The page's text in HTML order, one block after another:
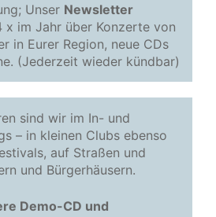
Unser Newsletter
im Jahr über Konzerte von
in Eurer Region, neue CDs
(Jederzeit wieder kündbar)
sind wir im In- und
– in kleinen Clubs ebenso
auf Straßen und
und Bürgerhäusern.
Demo-CD und